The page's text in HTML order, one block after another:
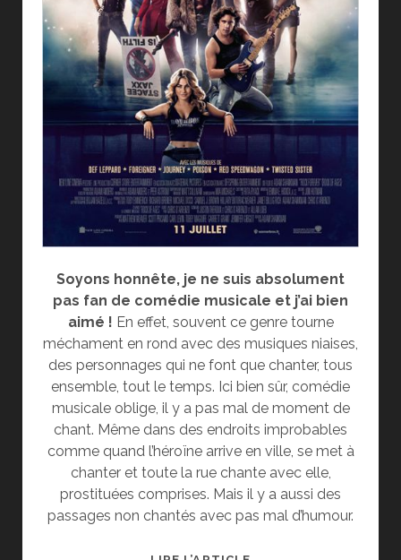
Soyons honnête, je ne suis absolument
pas fan de comédie musicale et j’ai bien
aimé ! En effet, souvent ce genre tourne
méchament en rond avec des musiques niaises,
des personnages qui ne font que chanter, tous
ensemble, tout le temps. Ici bien sûr, comédie
musicale oblige, il y a pas mal de moment de
chant. Même dans des endroits improbables
comme quand l’héroïne arrive en ville, se met à
chanter et toute la rue chante avec elle,
prostituées comprises. Mais il y a aussi des
passages non chantés avec pas mal d’humour.